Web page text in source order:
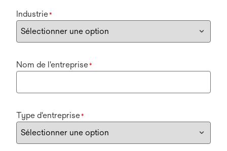
Industrie*
Nom de l'entreprise*
Type d'entreprise*